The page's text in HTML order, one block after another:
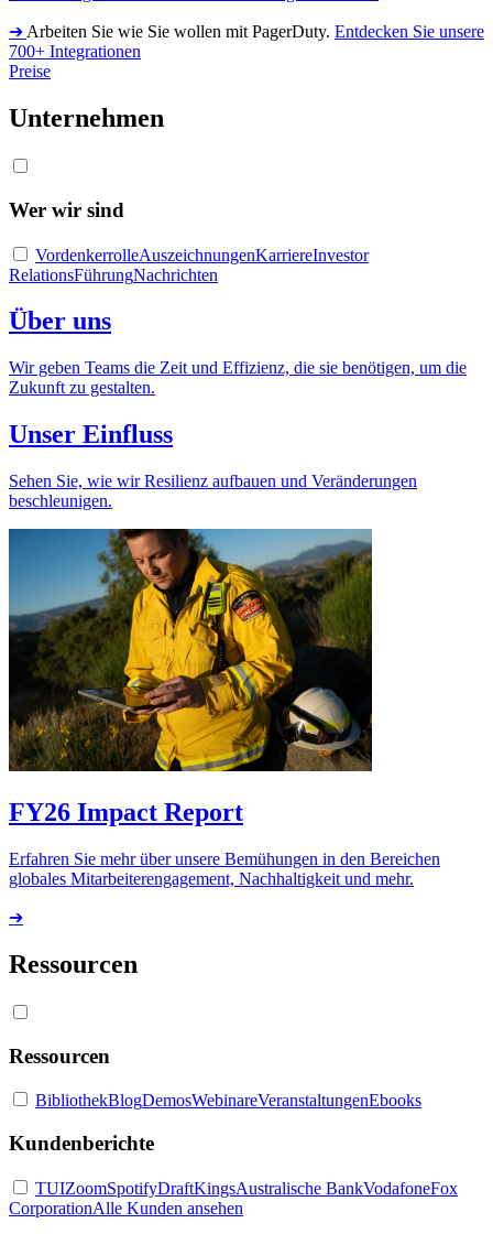
➔ Arbeiten Sie wie Sie wollen mit PagerDuty. Entdecken Sie unsere
700+ Integrationen
Preise
Unternehmen
Wer wir sind
VordenkerrolleAuszeichnungenKarriereInvestor
RelationsFührungNachrichten
Über uns
Wir geben Teams die Zeit und Effizienz, die sie benötigen, um die
Zukunft zu gestalten.
Unser Einfluss
Sehen Sie, wie wir Resilienz aufbauen und Veränderungen
beschleunigen.
FY26 Impact Report
Erfahren Sie mehr über unsere Bemühungen in den Bereichen
globales Mitarbeiterengagement, Nachhaltigkeit und mehr.
➔
Ressourcen
Ressourcen
BibliothekBlogDemosWebinareVeranstaltungenEbooks
Kundenberichte
TUIZoomSpotifyDraftKingsAustralische BankVodafoneFox
CorporationAlle Kunden ansehen